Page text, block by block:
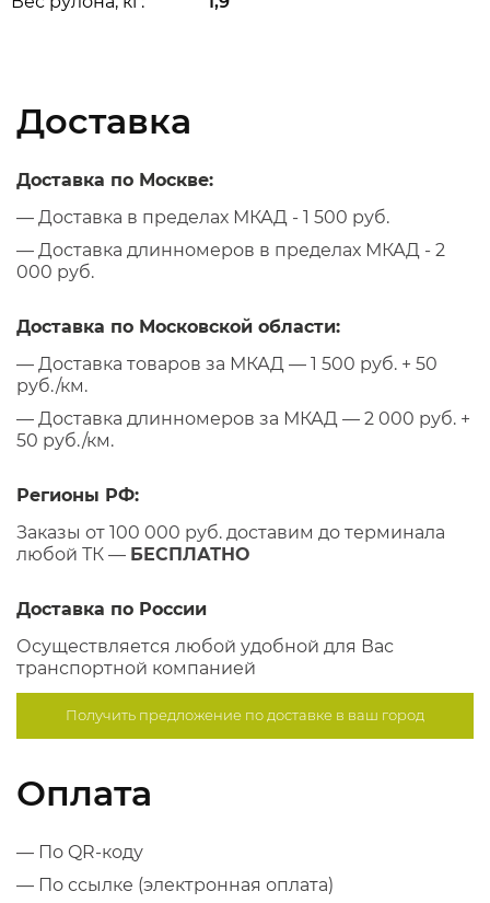
Доставка
Доставка по Москве:
— Доставка в пределах МКАД - 1 500 руб.
— Доставка длинномеров в пределах МКАД - 2
000 руб.
Доставка по Московской области:
— Доставка товаров за МКАД — 1 500 руб. + 50
руб./км.
— Доставка длинномеров за МКАД — 2 000 руб. +
50 руб./км.
Регионы РФ:
Заказы от 100 000 руб. доставим до терминала
любой ТК — БЕСПЛАТНО
Доставка по России
Осуществляется любой удобной для Вас
транспортной компанией
Получить предложение подоставке в ваш город
Оплата
— По QR-коду
— По ссылке (электронная оплата)